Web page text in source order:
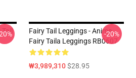
Fairy Tail Leggings - Anime
Fairy Taila Leggings RB0607
₩3,989,310$28.95
-20%